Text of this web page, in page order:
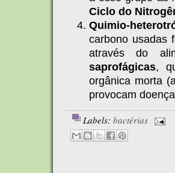
Ciclo do
Quimio-
carbono usadas
através do
saprofágicas,
orgânica morta
provocam
Labels: bactérias